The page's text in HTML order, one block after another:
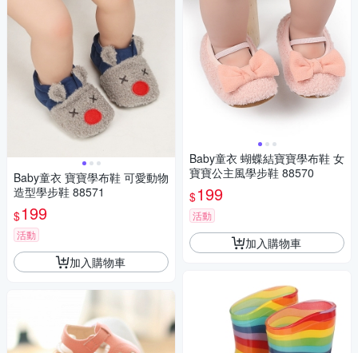
Baby童衣 寶寶學布鞋 可愛動物
造型學步鞋 88571
$199
活動
加入購物車
Baby童衣 蝴蝶結寶寶學布鞋 女
寶寶公主風學步鞋 88570
$199
活動
加入購物車